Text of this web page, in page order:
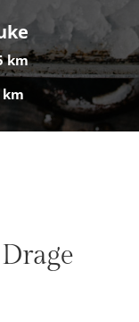
km
km